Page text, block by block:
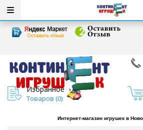
Избранное
Товаров (0)
Интернет-магазин игрушек в